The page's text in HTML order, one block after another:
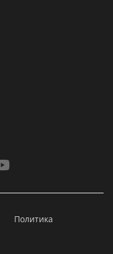
Политика